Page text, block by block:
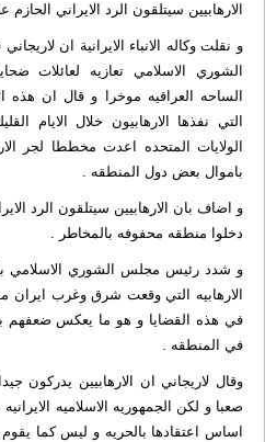
الارهابيين سيتلقون الرد الايراني
و نقلت وکاله الانباء الایرانیة ان
الشوري الاسلامي تعازيه لعائلات
الساحه العراقيه موخرا و قال ان هذه
التي نفذها الارهابيون خلال الايام
الولايات المتحده اعدت مخططا لجر
باموال بعض دول المنطقه .
و اضاف بان الارهابيين سيتلقون الرد
دخلوا منطقه محفوفه بالمخاطر .
و شدد رئيس مجلس الشوري الاسلامي
الارهابيه التي وقعت شرق وغرب ايران
في هذه القضايا و هو ما يعكس ضعفهم بعد
في المنطقه .
وقال لاريجاني ان الارهابيين يدركون
صعبا و لكن الجمهوريه الاسلاميه
اساس اعتقادها بالحريه و ليس كما يقوم